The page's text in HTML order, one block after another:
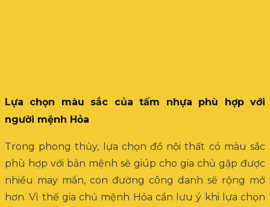
Lựa chọn màu sắc của tấm nhựa phù hợp với
người mệnh Hỏa
Trong phong thủy, lựa chọn đồ nội thất có màu sắc
phù hợp với bản mệnh sẽ giúp cho gia chủ gặp được
nhiều may mắn, con đường công danh sẽ rộng mở
hơn. Vì thế gia chủ mệnh Hỏa cần lưu ý khi lựa chọn